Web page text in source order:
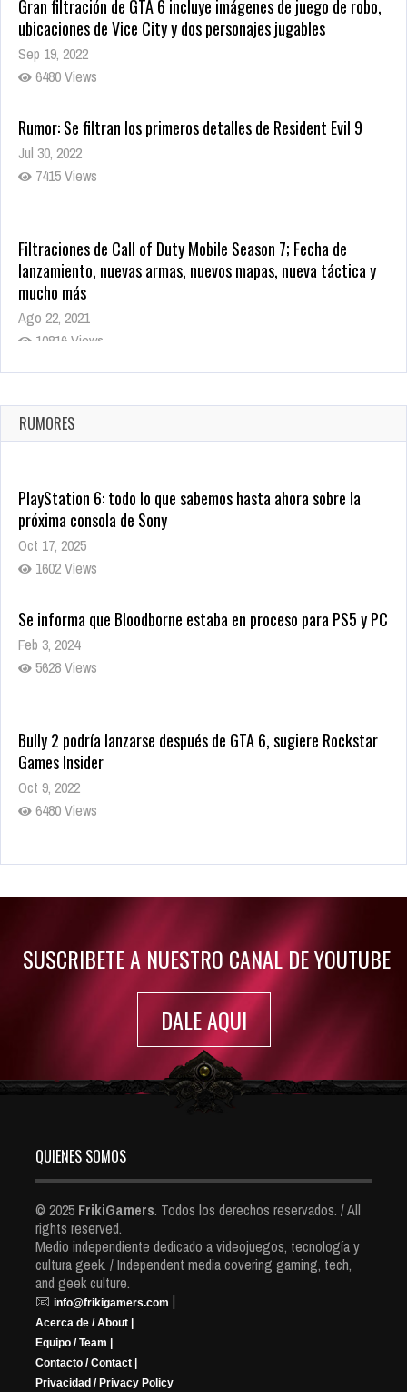
Gran filtración de GTA 6 incluye imágenes de juego de robo,
ubicaciones de Vice City y dos personajes jugables
Sep 19, 2022
6480 Views
Rumor: Se filtran los primeros detalles de Resident Evil 9
Jul 30, 2022
7415 Views
Filtraciones de Call of Duty Mobile Season 7; Fecha de
lanzamiento, nuevas armas, nuevos mapas, nueva táctica y
mucho más
Ago 22, 2021
10816 Views
La configuración de Call of Duty 2021 aparentemente ya fue
Ago 8, 2021
10002 Views
RUMORES
PlayStation 6: todo lo que sabemos hasta ahora sobre la
próxima consola de Sony
Oct 17, 2025
1602 Views
Se informa que Bloodborne estaba en proceso para PS5 y PC
Feb 3, 2024
5628 Views
Bully 2 podría lanzarse después de GTA 6, sugiere Rockstar
Games Insider
Oct 9, 2022
6480 Views
Rumor: Se filtran los primeros detalles de Resident Evil 9
SUSCRIBETE A NUESTRO CANAL DE YOUTUBE
DALE AQUI
QUIENES SOMOS
© 2025 FrikiGamers. Todos los derechos reservados. / All
rights reserved.
Medio independiente dedicado a videojuegos, tecnología y
cultura geek. / Independent media covering gaming, tech,
and geek culture.
📧 info@frikigamers.com |
Acerca de / About |
Equipo / Team |
Contacto / Contact |
Privacidad / Privacy Policy